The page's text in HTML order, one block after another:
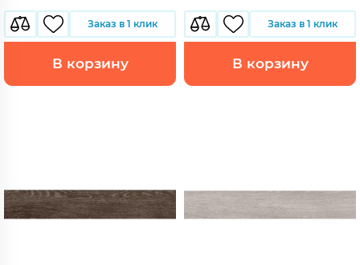
Заказ в 1 клик
В корзину
Заказ в 1 клик
В корзину